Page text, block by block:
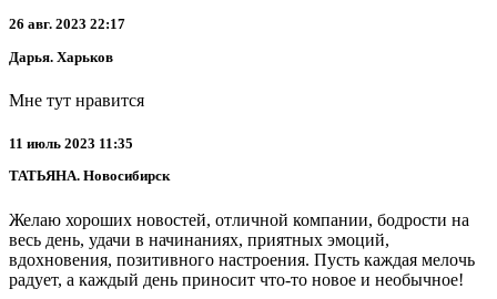
26 авг. 2023 22:17
Дарья. Харьков
Мне тут нравится
11 июль 2023 11:35
ТАТЬЯНА. Новосибирск
Желаю хороших новостей, отличной компании, бодрости на
весь день, удачи в начинаниях, приятных эмоций,
вдохновения, позитивного настроения. Пусть каждая мелочь
радует, а каждый день приносит что-то новое и необычное!